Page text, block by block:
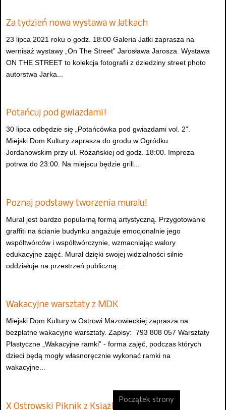
Za tydzień nowa wystawa w Jatkach
23 lipca 2021 roku o godz. 18:00 Galeria Jatki zaprasza na
wernisaż wystawy „On The Street” Jarosława Jarosza. Wystawa
ON THE STREET to kolekcja fotografii z dziedziny street photo
autorstwa Jarka...
Potańcuj pod gwiazdami!
30 lipca odbędzie się „Potańcówka pod gwiazdami vol. 2”.
Miejski Dom Kultury zaprasza do grodu w Ogródku
Jordanowskim przy ul. Różańskiej od godz. 18:00. Impreza
potrwa do 23:00. Na miejscu będzie grill...
Poznaj podstawy tworzenia muralu!
Mural jest bardzo popularną formą artystyczną. Przygotowanie
graffiti na ścianie budynku angażuje emocjonalnie jego
współtwórców i współtwórczynie, wzmacniając walory
edukacyjne zajęć. Mural dzięki swojej widzialności silnie
oddziałuje na przestrzeń publiczną...
Wakacyjne warsztaty z MDK
Miejski Dom Kultury w Ostrowi Mazowieckiej zaprasza na
bezpłatne wakacyjne warsztaty. Zapisy: 793 808 057 Warsztaty
Plastyczne „Wakacyjne ramki” - forma zajęć, podczas których
dzieci będą mogły własnoręcznie wykonać ramki na
wakacyjne...
X Ostrowski Piknik z Książką
Początek strony